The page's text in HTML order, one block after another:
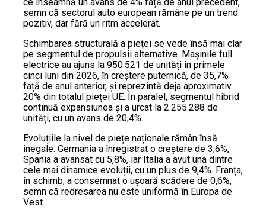
semn că sectorul auto european rămâne pe un trend
pozitiv, dar fără un ritm accelerat.
Schimbarea structurală a pieței se vede însă mai clar
pe segmentul de propulsii alternative. Mașinile full
electrice au ajuns la 950.521 de unități în primele
cinci luni din 2026, în creștere puternică, de 35,7%
față de anul anterior, și reprezintă deja aproximativ
20% din totalul pieței UE. În paralel, segmentul hibrid
continuă expansiunea și a urcat la 2.255.288 de
unități, cu un avans de 20,4%.
Evoluțiile la nivel de piețe naționale rămân însă
inegale. Germania a înregistrat o creștere de 3,6%,
Spania a avansat cu 5,8%, iar Italia a avut una dintre
cele mai dinamice evoluții, cu un plus de 9,4%. Franța,
în schimb, a consemnat o ușoară scădere de 0,6%,
semn că redresarea nu este uniformă în Europa de
Vest.